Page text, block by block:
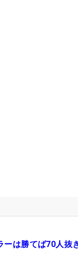
ーは勝てば70人